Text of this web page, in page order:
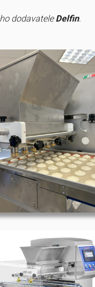
dodavateleDelfin.